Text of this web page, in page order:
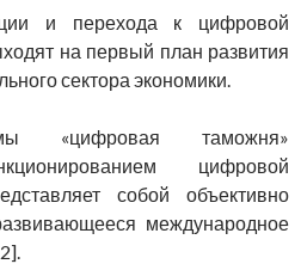
и перехода к цифровой
на первый план развития
сектора экономики.
«цифровая таможня»
цифровой
собой объективно
международное